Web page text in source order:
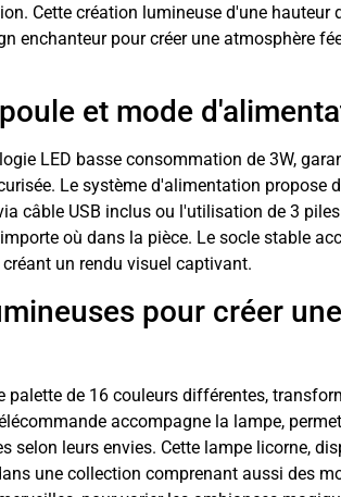
Cette création lumineuse d'une hauteur
enchanteur pour créer une atmosphère
et mode
LED basse consommation de 3W,
Le système d'alimentation propose
câble USB inclus ou l'utilisation de 3
où dans la pièce. Le socle stable
un rendu visuel captivant.
pour créer
de 16 couleurs différentes,
accompagne la lampe,
selon leurs envies. Cette lampe licorne,
une collection comprenant aussi des